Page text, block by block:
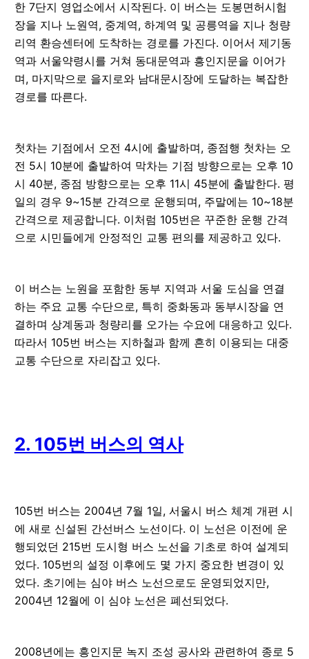
한 7단지 영업소에서 시작된다. 이 버스는 도봉면허시험
장을 지나 노원역, 중계역, 하계역 및 공릉역을 지나 청량
리역 환승센터에 도착하는 경로를 가진다. 이어서 제기동
역과 서울약령시를 거쳐 동대문역과 흥인지문을 이어가
며, 마지막으로 을지로와 남대문시장에 도달하는 복잡한
경로를 따른다.
첫차는 기점에서 오전 4시에 출발하며, 종점행 첫차는 오
전 5시 10분에 출발하여 막차는 기점 방향으로는 오후 10
시 40분, 종점 방향으로는 오후 11시 45분에 출발한다. 평
일의 경우 9~15분 간격으로 운행되며, 주말에는 10~18분
간격으로 제공합니다. 이처럼 105번은 꾸준한 운행 간격
으로 시민들에게 안정적인 교통 편의를 제공하고 있다.
이 버스는 노원을 포함한 동부 지역과 서울 도심을 연결
하는 주요 교통 수단으로, 특히 중화동과 동부시장을 연
결하며 상계동과 청량리를 오가는 수요에 대응하고 있다.
따라서 105번 버스는 지하철과 함께 흔히 이용되는 대중
교통 수단으로 자리잡고 있다.
2. 105번 버스의 역사
105번 버스는 2004년 7월 1일, 서울시 버스 체계 개편 시
에 새로 신설된 간선버스 노선이다. 이 노선은 이전에 운
행되었던 215번 도시형 버스 노선을 기초로 하여 설계되
었다. 105번의 설정 이후에도 몇 가지 중요한 변경이 있
었다. 초기에는 심야 버스 노선으로도 운영되었지만,
2004년 12월에 이 심야 노선은 폐선되었다.
2008년에는 흥인지문 녹지 조성 공사와 관련하여 종로 5